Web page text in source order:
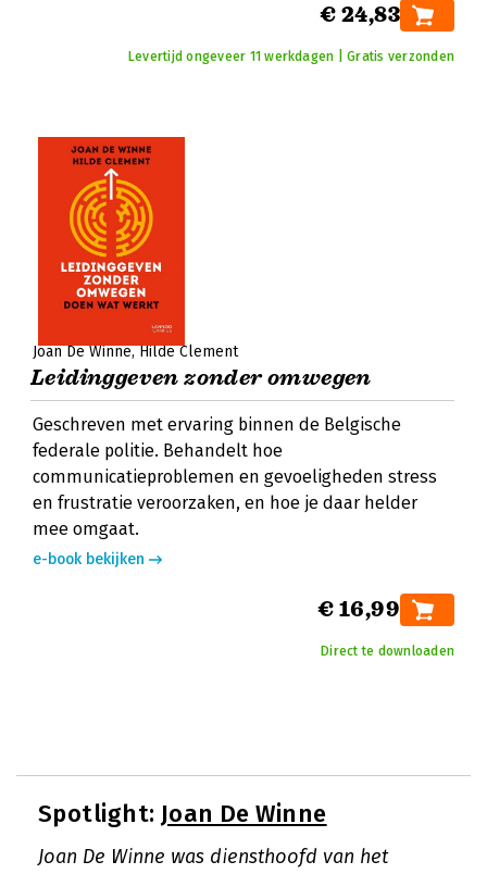
€ 24,83
Levertijd ongeveer 11 werkdagen | Gratis verzonden
Joan De Winne Hilde Clement
Leidinggeven zonder omwegen
Geschreven met ervaring binnen de Belgische
federale politie. Behandelt hoe
communicatieproblemen en gevoeligheden stress
en frustratie veroorzaken, en hoe je daar helder
mee omgaat.
e-book bekijken
€ 16,99
Direct te downloaden
Spotlight: Joan De Winne
Joan De Winne was diensthoofd van het